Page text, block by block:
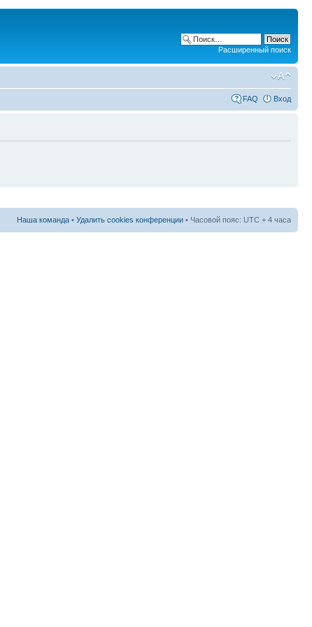
Расширенный поиск
FAQ Вход
Наша команда • Удалить cookies конференции • Часовой пояс: UTC + 4 часа